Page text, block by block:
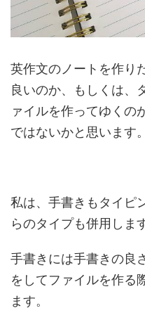
英作文のノートを作り
良いのか、もしくは、
ァイルを作ってゆくの
ではないかと思います。
私は、手書きもタイピ
らのタイプも併用しま
手書きには手書きの良
をしてファイルを作る
ます。